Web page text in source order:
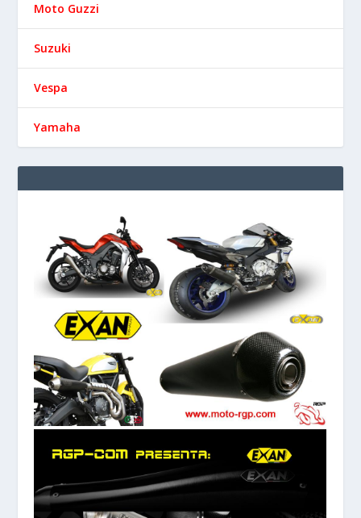
Moto Guzzi
Suzuki
Vespa
Yamaha